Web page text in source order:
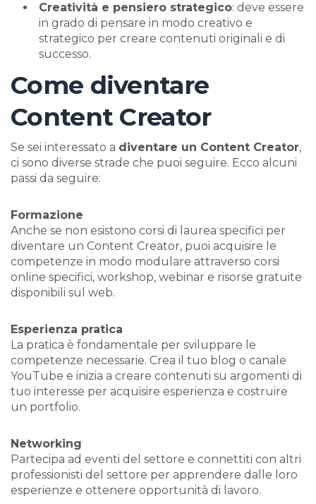
Creatività e pensiero strategico: deve essere
in grado di pensare in modo creativo e
strategico per creare contenuti originali e di
successo.
Come diventare
Content Creator
Se sei interessato a diventare un Content Creator,
ci sono diverse strade che puoi seguire. Ecco alcuni
passi da seguire:
Formazione
Anche se non esistono corsi di laurea specifici per
diventare un Content Creator, puoi acquisire le
competenze in modo modulare attraverso corsi
online specifici, workshop, webinar e risorse gratuite
disponibili sul web.
Esperienza pratica
La pratica è fondamentale per sviluppare le
competenze necessarie. Crea il tuo blog o canale
YouTube e inizia a creare contenuti su argomenti di
tuo interesse per acquisire esperienza e costruire
un portfolio.
Networking
Partecipa ad eventi del settore e connettiti con altri
professionisti del settore per apprendere dalle loro
esperienze e ottenere opportunità di lavoro.